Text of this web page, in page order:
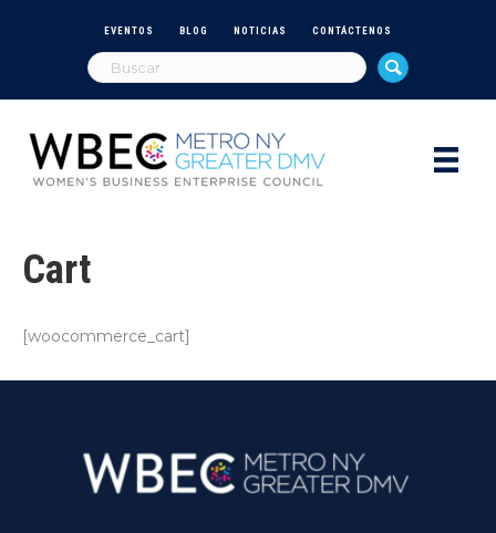
EVENTOS BLOG NOTICIAS CONTÁCTENOS
Cart
[woocommerce_cart]